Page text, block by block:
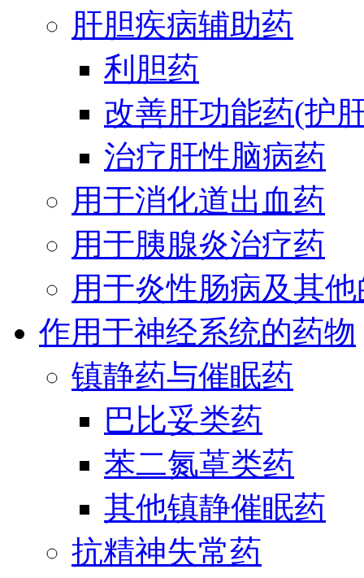
肝胆疾病辅助药
利胆药
改善肝功能药(护
治疗肝性脑病药
用于消化道出血药
用于胰腺炎治疗药
用于炎性肠病及其
作用于神经系统的药物
镇静药与催眠药
巴比妥类药
苯二氮䓬类药
其他镇静催眠药
抗精神失常药